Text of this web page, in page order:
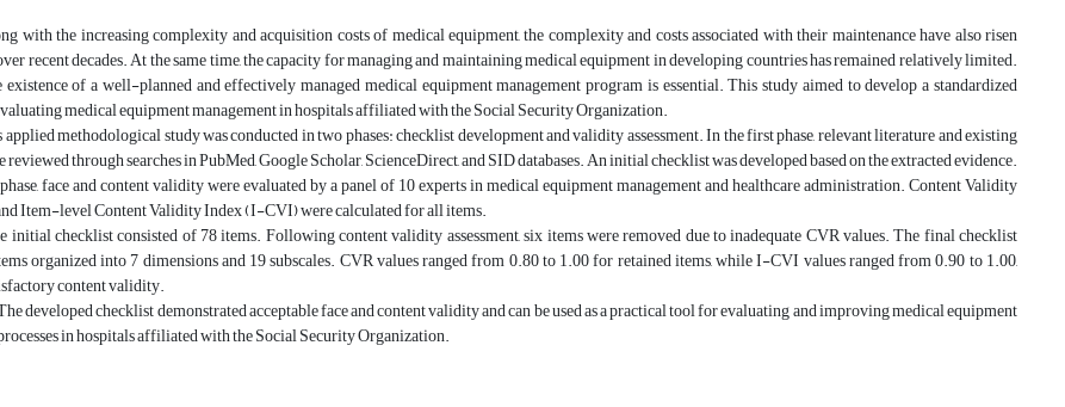
with the increasing complexity and acquisition costs of medical equipment, the complexity and costs associated with their maintenance have also risen
recent decades. At the same time, the capacity for managing and maintaining medical equipment in developing countries has remained relatively limited.
existence of a well-planned and effectively managed medical equipment management program is essential. This study aimed to develop a standardized
medical equipment management in hospitals affiliated with the Social Security Organization.
methodological study was conducted in two phases: checklist development and validity assessment. In the first phase, relevant literature and existing
reviewed through searches in PubMed, Google Scholar, ScienceDirect, and SID databases. An initial checklist was developed based on the extracted evidence.
face and content validity were evaluated by a panel of 10 experts in medical equipment management and healthcare administration. Content Validity
Item-level Content Validity Index (I-CVI) were calculated for all items.
initial checklist consisted of 78 items. Following content validity assessment, six items were removed due to inadequate CVR values. The final checklist
organized into 7 dimensions and 19 subscales. CVR values ranged from 0.80 to 1.00 for retained items, while I-CVI values ranged from 0.90 to 1.00,
content validity.
developed checklist demonstrated acceptable face and content validity and can be used as a practical tool for evaluating and improving medical equipment
in hospitals affiliated with the Social Security Organization.